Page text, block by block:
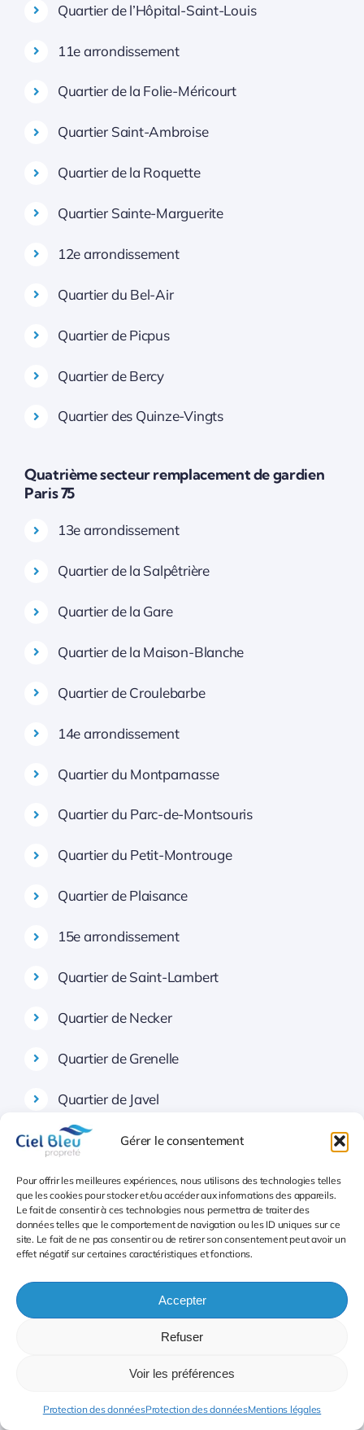
Gérer le consentement
Pour offrir les meilleures expériences, nous utilisons des technologies telles
que les cookies pour stocker et/ou accéder aux informations des appareils.
Le fait de consentir à ces technologies nous permettra de traiter des
données telles que le comportement de navigation ou les ID uniques sur ce
site. Le fait de ne pas consentir ou de retirer son consentement peut avoir un
effet négatif sur certaines caractéristiques et fonctions.
Accepter
Refuser
Voir les préférences
Protection des donnéesProtection des donnéesMentions légales
Quartier de l’Hôpital-Saint-Louis
11e arrondissement
Quartier de la Folie-Méricourt
Quartier Saint-Ambroise
Quartier de la Roquette
Quartier Sainte-Marguerite
12e arrondissement
Quartier du Bel-Air
Quartier de Picpus
Quartier de Bercy
Quartier des Quinze-Vingts
Quatrième secteur remplacement de gardien
Paris 75
13e arrondissement
Quartier de la Salpêtrière
Quartier de la Gare
Quartier de la Maison-Blanche
Quartier de Croulebarbe
14e arrondissement
Quartier du Montparnasse
Quartier du Parc-de-Montsouris
Quartier du Petit-Montrouge
Quartier de Plaisance
15e arrondissement
Quartier de Saint-Lambert
Quartier de Necker
Quartier de Grenelle
Quartier de Javel
16e arrondissement
Quartier d’Auteuil
Quartier de la Muette
Quartier de la Porte-Dauphine
Quartier de Chaillot
de gardien Paris 75
17e arrondissement